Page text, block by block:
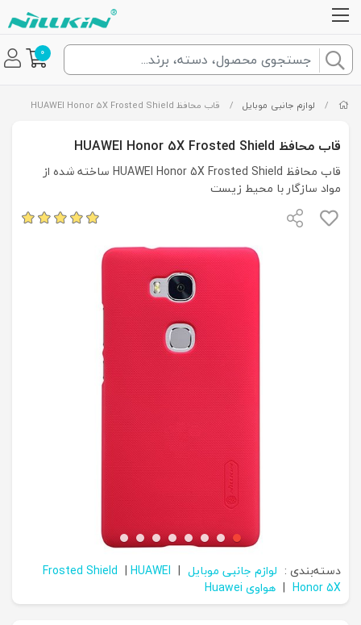
0
/ لوازم جانبی موبایل / قاب محافظ HUAWEI Honor 5X Frosted Shield
قاب محافظ HUAWEI Honor 5X Frosted Shield
قاب محافظ HUAWEI Honor 5X Frosted Shield ساخته شده از
مواد سازگار با محیط زیست
دسته‌بندی : لوازم جانبی موبایل |
Frosted Shield | HUAWEI
Honor 5X
| هواوی Huawei